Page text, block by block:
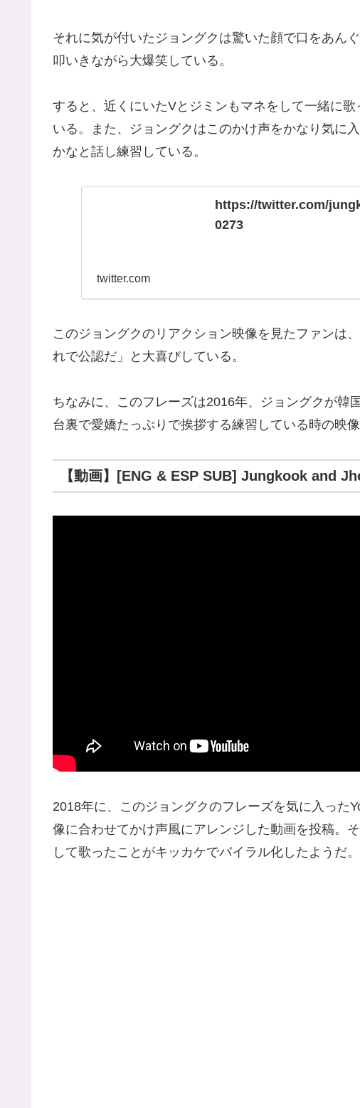
それに気が付いたジョングクは驚いた顔で口をあん
叩いきながら大爆笑している。
すると、近くにいたVとジミンもマネをして一緒に
いる。また、ジョングクはこのかけ声をかなり気に
かなと話し練習している。
https://twitter.com/
0273
twitter.com
このジョングクのリアクション映像を見たファンは
れで公認だ」と大喜びしている。
ちなみに、このフレーズは2016年、ジョングクが韓
台裏で愛嬌たっぷりで挨拶する練習している時の映像
【動画】[ENG & ESP SUB] Jungkook and
2018年に、このジョングクのフレーズを気に入った
像に合わせてかけ声風にアレンジした動画を投稿。
して歌ったことがキッカケでバイラル化したようだ。